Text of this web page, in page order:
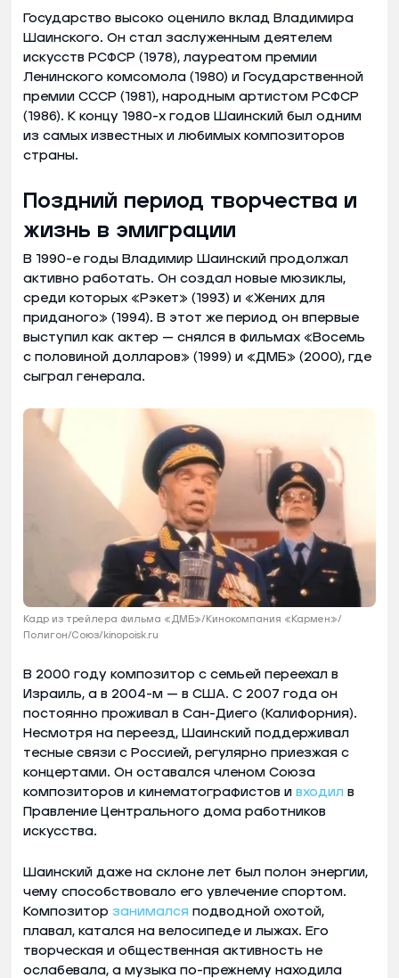
Государство высоко оценило вклад Владимира
Шаинского. Он стал заслуженным деятелем
искусств РСФСР (1978), лауреатом премии
Ленинского комсомола (1980) и Государственной
премии СССР (1981), народным артистом РСФСР
(1986). К концу 1980-х годов Шаинский был одним
из самых известных и любимых композиторов
страны.
Поздний период творчества и
жизнь в эмиграции
В 1990-е годы Владимир Шаинский продолжал
активно работать. Он создал новые мюзиклы,
среди которых «Рэкет» (1993) и «Жених для
приданого» (1994). В этот же период он впервые
выступил как актер — снялся в фильмах «Восемь
с половиной долларов» (1999) и «ДМБ» (2000), где
сыграл генерала.
Кадр из трейлера фильма «ДМБ»/Кинокомпания «Кармен»/
Полигон/Союз/kinopoisk.ru
В 2000 году композитор с семьей переехал в
Израиль, а в 2004-м — в США. С 2007 года он
постоянно проживал в Сан-Диего (Калифорния).
Несмотря на переезд, Шаинский поддерживал
тесные связи с Россией, регулярно приезжая с
концертами. Он оставался членом Союза
композиторов и кинематографистов и входил в
Правление Центрального дома работников
искусства.
Шаинский даже на склоне лет был полон энергии,
чему способствовало его увлечение спортом.
Композитор занимался подводной охотой,
плавал, катался на велосипеде и лыжах. Его
творческая и общественная активность не
ослабевала, а музыка по-прежнему находила